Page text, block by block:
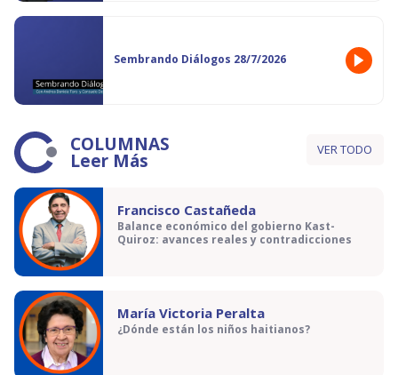
Sembrando Diálogos 28/7/2026
COLUMNAS
Leer Más VER TODO
Francisco Castañeda
Balance económico del gobierno Kast-
Quiroz: avances reales y contradicciones
María Victoria Peralta
¿Dónde están los niños haitianos?